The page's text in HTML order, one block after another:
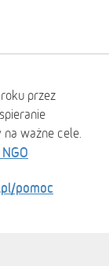
przez
na ważne cele.
pomoc